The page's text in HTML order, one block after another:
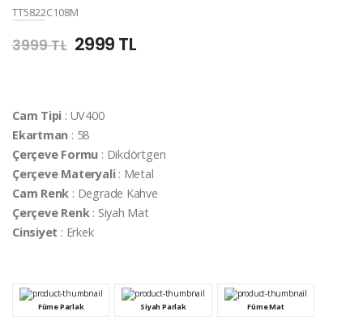
TT5822C108M
3999 TL 2999 TL
Cam Tipi : UV400
Ekartman : 58
Çerçeve Formu : Dikdörtgen
Çerçeve Materyali: Metal
Cam Renk : Degrade Kahve
Çerçeve Renk: Siyah Mat
Cinsiyet : Erkek
Füme Parlak Siyah Parlak Füme Mat